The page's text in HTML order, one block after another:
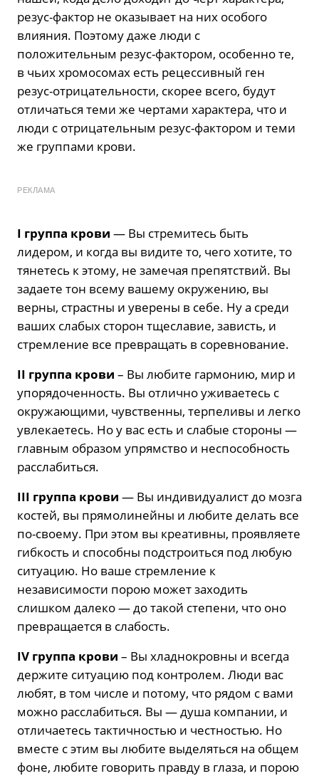
резус-фактор не оказывает на них особого
влияния. Поэтому даже люди с
положительным резус-фактором, особенно те,
в чьих хромосомах есть рецессивный ген
резус-отрицательности, скорее всего, будут
отличаться теми же чертами характера, что и
люди с отрицательным резус-фактором и теми
же группами крови.
РЕКЛАМА
I группа крови — Вы стремитесь быть
лидером, и когда вы видите то, чего хотите, то
тянетесь к этому, не замечая препятствий. Вы
задаете тон всему вашему окружению, вы
верны, страстны и уверены в себе. Ну а среди
ваших слабых сторон тщеславие, зависть, и
стремление все превращать в соревнование.
II группа крови – Вы любите гармонию, мир и
упорядоченность. Вы отлично уживаетесь с
окружающими, чувственны, терпеливы и легко
увлекаетесь. Но у вас есть и слабые стороны —
главным образом упрямство и неспособность
расслабиться.
III группа крови — Вы индивидуалист до мозга
костей, вы прямолинейны и любите делать все
по-своему. При этом вы креативны, проявляете
гибкость и способны подстроиться под любую
ситуацию. Но ваше стремление к
независимости порою может заходить
слишком далеко — до такой степени, что оно
превращается в слабость.
IV группа крови – Вы хладнокровны и всегда
держите ситуацию под контролем. Люди вас
любят, в том числе и потому, что рядом с вами
можно расслабиться. Вы — душа компании, и
отличаетесь тактичностью и честностью. Но
вместе с этим вы любите выделяться на общем
фоне, любите говорить правду в глаза, и порою